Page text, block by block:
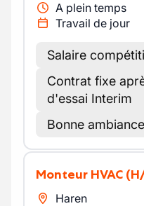
A plein temps
Travail de jour
Salaire
Contrat fixe
d'essai Interim
Bonne
Monteur HVAC
Haren